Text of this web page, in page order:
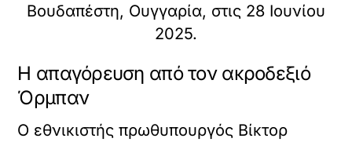
Βουδαπέστη, Ουγγαρία, στις 28 Ιουνίου
2025.
Η απαγόρευση από τον ακροδεξιό
Όρμπαν
Ο εθνικιστής πρωθυπουργός Βίκτορ